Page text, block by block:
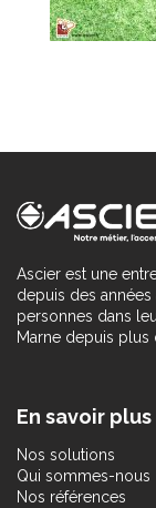
Ascier est une
depuis des années
personnes dans
Marne depuis plus
En savoir plus
Nos solutions
Qui sommes-nous
Nos références